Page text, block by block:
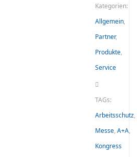
Kategorien:
Allgemein,
Partner,
Produkte,
Service
TAGs:
Arbeitsschutz,
Messe, A+A,
Kongress